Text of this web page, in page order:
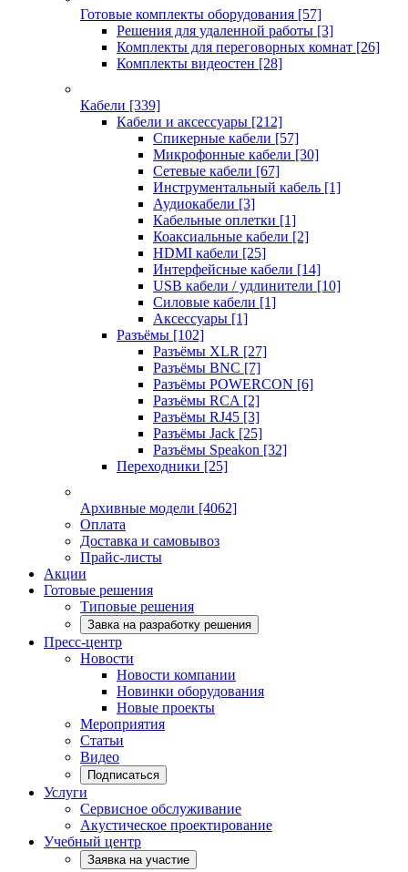
Готовые комплекты оборудования [57]
Решения для удаленной работы [3]
Комплекты для переговорных комнат [26]
Комплекты видеостен [28]
Кабели [339]
Кабели и аксессуары [212]
Спикерные кабели [57]
Микрофонные кабели [30]
Сетевые кабели [67]
Инструментальный кабель [1]
Аудиокабели [3]
Кабельные оплетки [1]
Коаксиальные кабели [2]
HDMI кабели [25]
Интерфейсные кабели [14]
USB кабели / удлинители [10]
Силовые кабели [1]
Аксессуары [1]
Разъёмы [102]
Разъёмы XLR [27]
Разъёмы BNC [7]
Разъёмы POWERCON [6]
Разъёмы RCA [2]
Разъёмы RJ45 [3]
Разъёмы Jack [25]
Разъёмы Speakon [32]
Переходники [25]
Архивные модели [4062]
Оплата
Доставка и самовывоз
Прайс-листы
Акции
Готовые решения
Типовые решения
Завка на разработку решения
Пресс-центр
Новости
Новости компании
Новинки оборудования
Новые проекты
Мероприятия
Статьи
Видео
Подписаться
Услуги
Сервисное обслуживание
Акустическое проектирование
Учебный центр
Заявка на участие